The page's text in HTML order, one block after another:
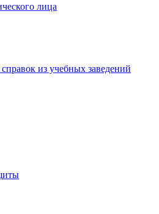
лица
из учебных заведений